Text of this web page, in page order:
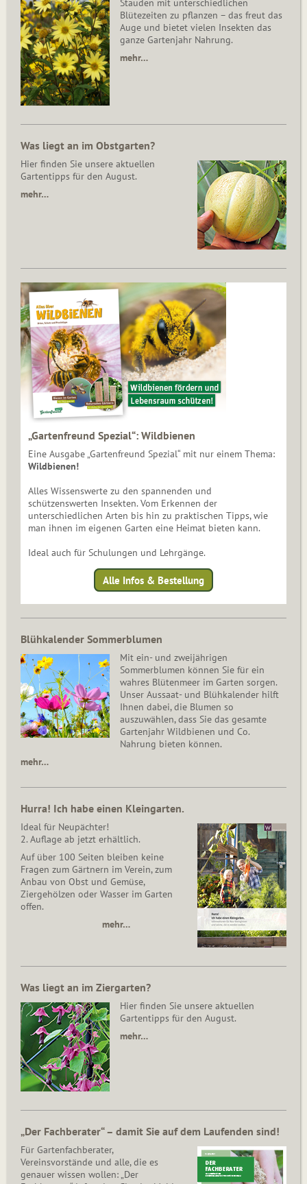
Stauden mit unterschiedlichen
Blütezeiten zu pflanzen – das freut das
Auge und bietet vielen Insekten das
ganze Gartenjahr Nahrung.
mehr…
Was liegt an im Obstgarten?
Hier finden Sie unsere aktuellen
Gartentipps für den August.
mehr…
„Gartenfreund Spezial“: Wildbienen
Eine Ausgabe „Gartenfreund Spezial“ mit nur einem Thema:
Wildbienen!
Alles Wissenswerte zu den spannenden und
schützenswerten Insekten. Vom Erkennen der
unterschiedlichen Arten bis hin zu praktischen Tipps, wie
man ihnen im eigenen Garten eine Heimat bieten kann.
Ideal auch für Schulungen und Lehrgänge.
Alle Infos & Bestellung
Blühkalender Sommerblumen
Mit ein- und zweijährigen
Sommerblumen können Sie für ein
wahres Blütenmeer im Garten sorgen.
Unser Aussaat- und Blühkalender hilft
Ihnen dabei, die Blumen so
auszuwählen, dass Sie das gesamte
Gartenjahr Wildbienen und Co.
Nahrung bieten können.
mehr…
Hurra! Ich habe einen Kleingarten.
Ideal für Neupächter!
2. Auflage ab jetzt erhältlich.
Auf über 100 Seiten bleiben keine
Fragen zum Gärtnern im Verein, zum
Anbau von Obst und Gemüse,
Ziergehölzen oder Wasser im Garten
offen.
mehr…
Was liegt an im Ziergarten?
Hier finden Sie unsere aktuellen
Gartentipps für den August.
mehr…
„Der Fachberater“ – damit Sie auf dem Laufenden sind!
Für Gartenfachberater,
Vereinsvorstände und alle, die es
genauer wissen wollen: „Der